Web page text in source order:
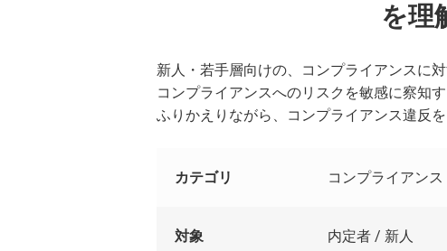
を理
新人・若手層向けの、コンプライアンスに
コンプライアンスへのリスクを敏感に察知
ふりかえりながら、コンプライアンス違反
カテゴリ コンプライアンス
対象 内定者 / 新人